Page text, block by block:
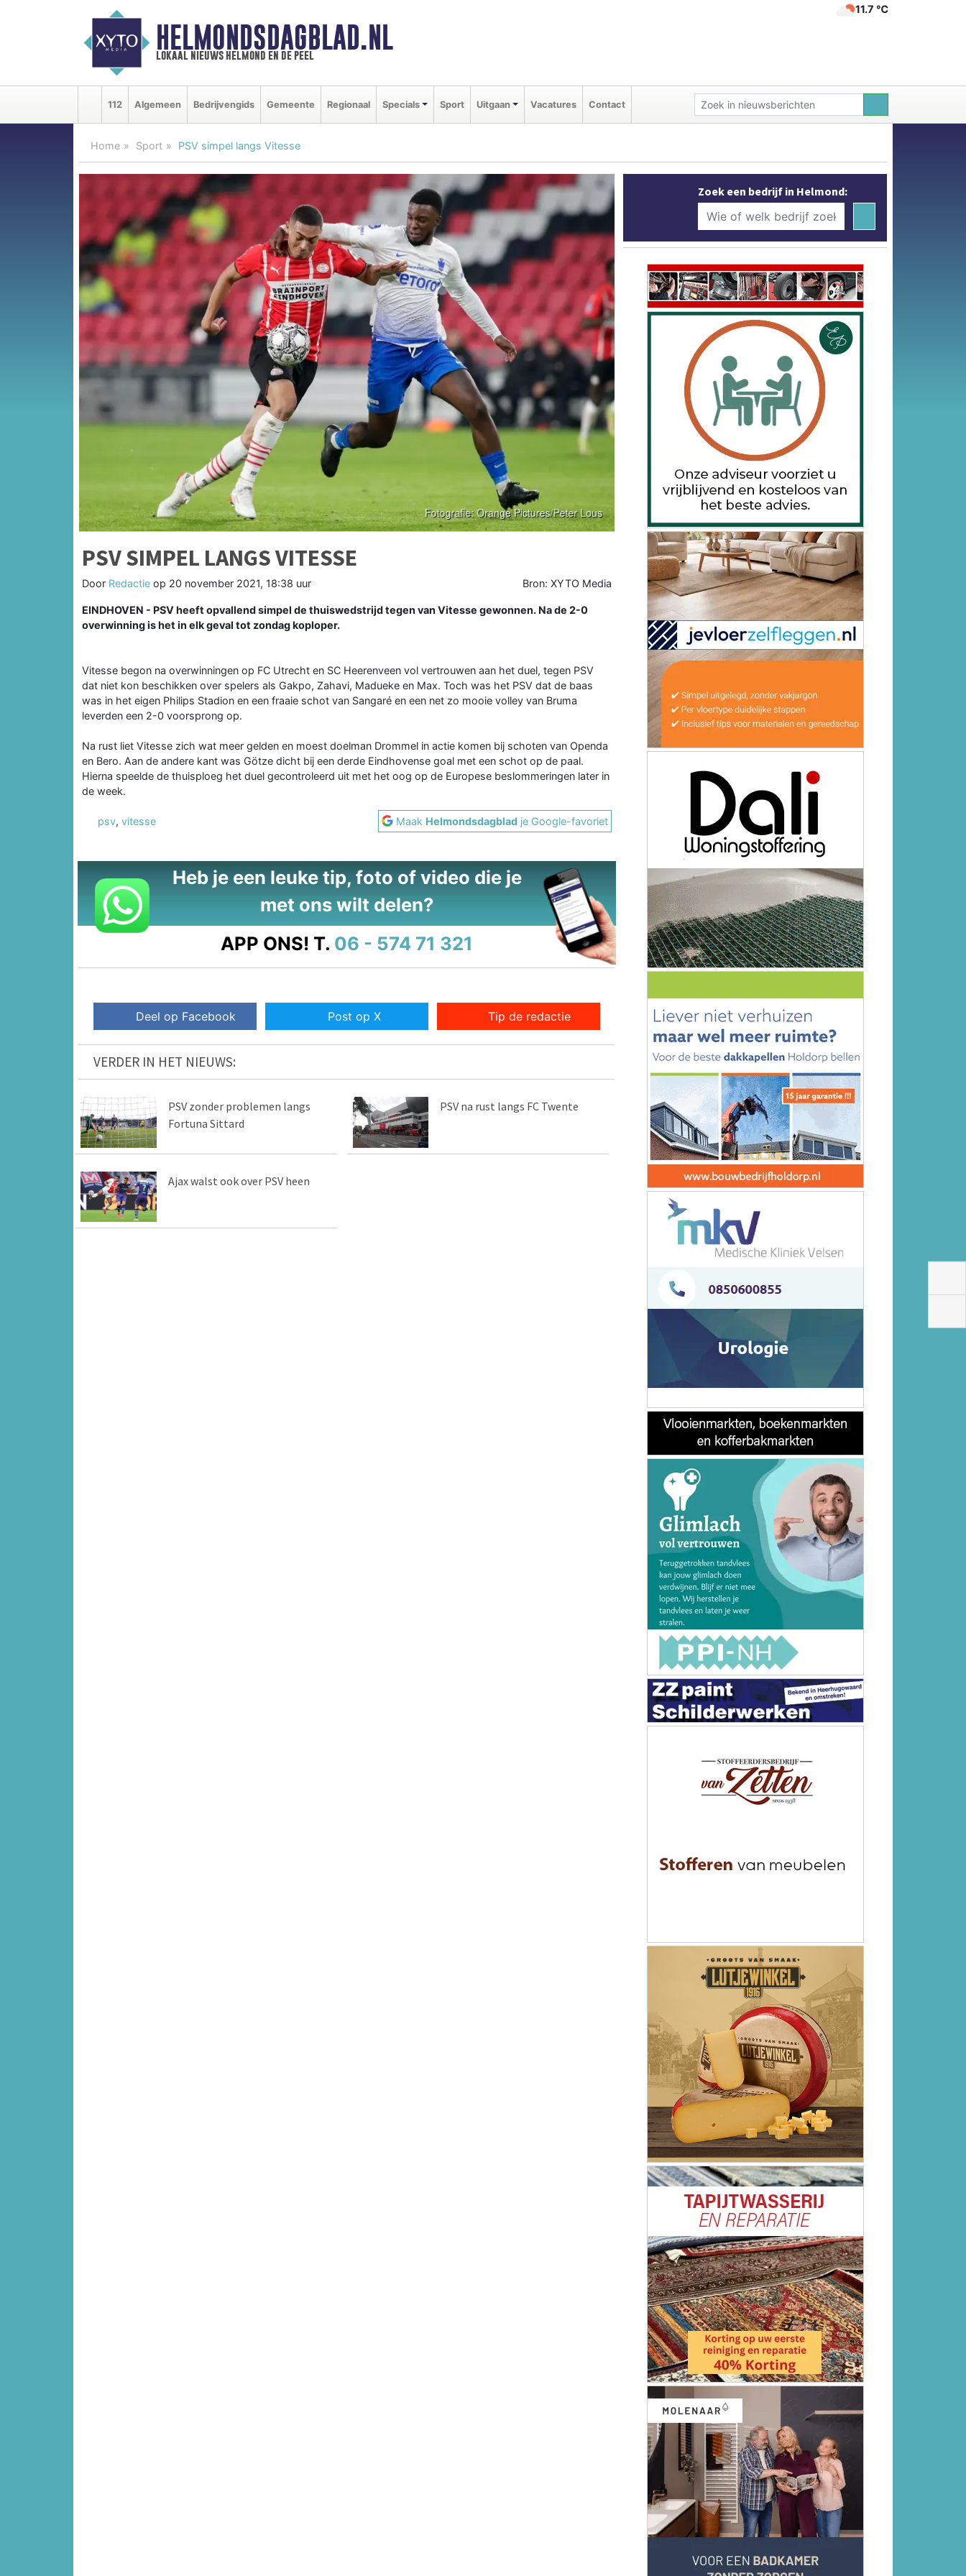
HELMONDSDAGBLAD.NL
lokaal nieuws helmond en de peel
11.7 ℃
112 Algemeen Bedrijvengids Gemeente Regionaal Specials Sport Uitgaan Vacatures Contact
Home Sport PSV simpel langs Vitesse
PSV SIMPEL LANGS VITESSE
Door Redactie op 20 november 2021, 18:38 uur Bron: XYTO Media
EINDHOVEN - PSV heeft opvallend simpel de thuiswedstrijd tegen van Vitesse gewonnen. Na de 2-0
overwinning is het in elk geval tot zondag koploper.
Vitesse begon na overwinningen op FC Utrecht en SC Heerenveen vol vertrouwen aan het duel, tegen PSV
dat niet kon beschikken over spelers als Gakpo, Zahavi, Madueke en Max. Toch was het PSV dat de baas
was in het eigen Philips Stadion en een fraaie schot van Sangaré en een net zo mooie volley van Bruma
leverden een 2-0 voorsprong op.
Na rust liet Vitesse zich wat meer gelden en moest doelman Drommel in actie komen bij schoten van Openda
en Bero. Aan de andere kant was Götze dicht bij een derde Eindhovense goal met een schot op de paal.
Hierna speelde de thuisploeg het duel gecontroleerd uit met het oog op de Europese beslommeringen later in
de week.
psv, vitesse Maak Helmondsdagblad je Google-favoriet
Heb je een leuke tip, foto of video die je
met ons wilt delen?
APP ONS! T. 06 - 574 71 321
Deel op Facebook Post op X Tip de redactie
VERDER IN HET NIEUWS:
PSV zonder problemen langs
Fortuna Sittard
PSV na rust langs FC Twente
Ajax walst ook over PSV heen
Zoek een bedrijf in Helmond: